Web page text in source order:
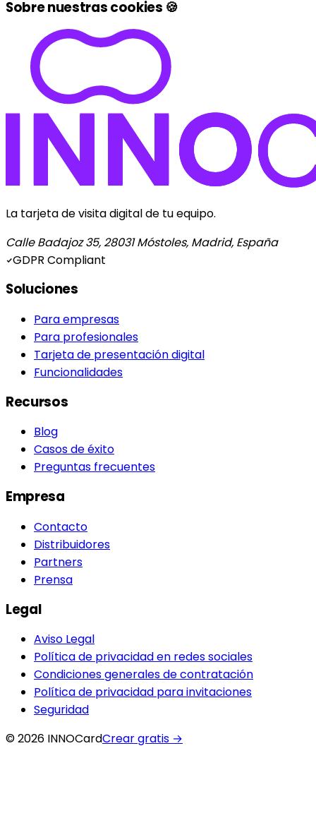
Sobre nuestras cookies 🍪
La tarjeta de visita digital de tu equipo.
Calle Badajoz 35, 28031 Móstoles, Madrid, España
GDPR Compliant
Soluciones
Para empresas
Para profesionales
Tarjeta de presentación digital
Funcionalidades
Recursos
Blog
Casos de éxito
Preguntas frecuentes
Empresa
Contacto
Distribuidores
Partners
Prensa
Legal
Aviso Legal
Política de privacidad en redes sociales
Condiciones generales de contratación
Política de privacidad para invitaciones
Seguridad
© 2026 INNOCardCrear gratis →